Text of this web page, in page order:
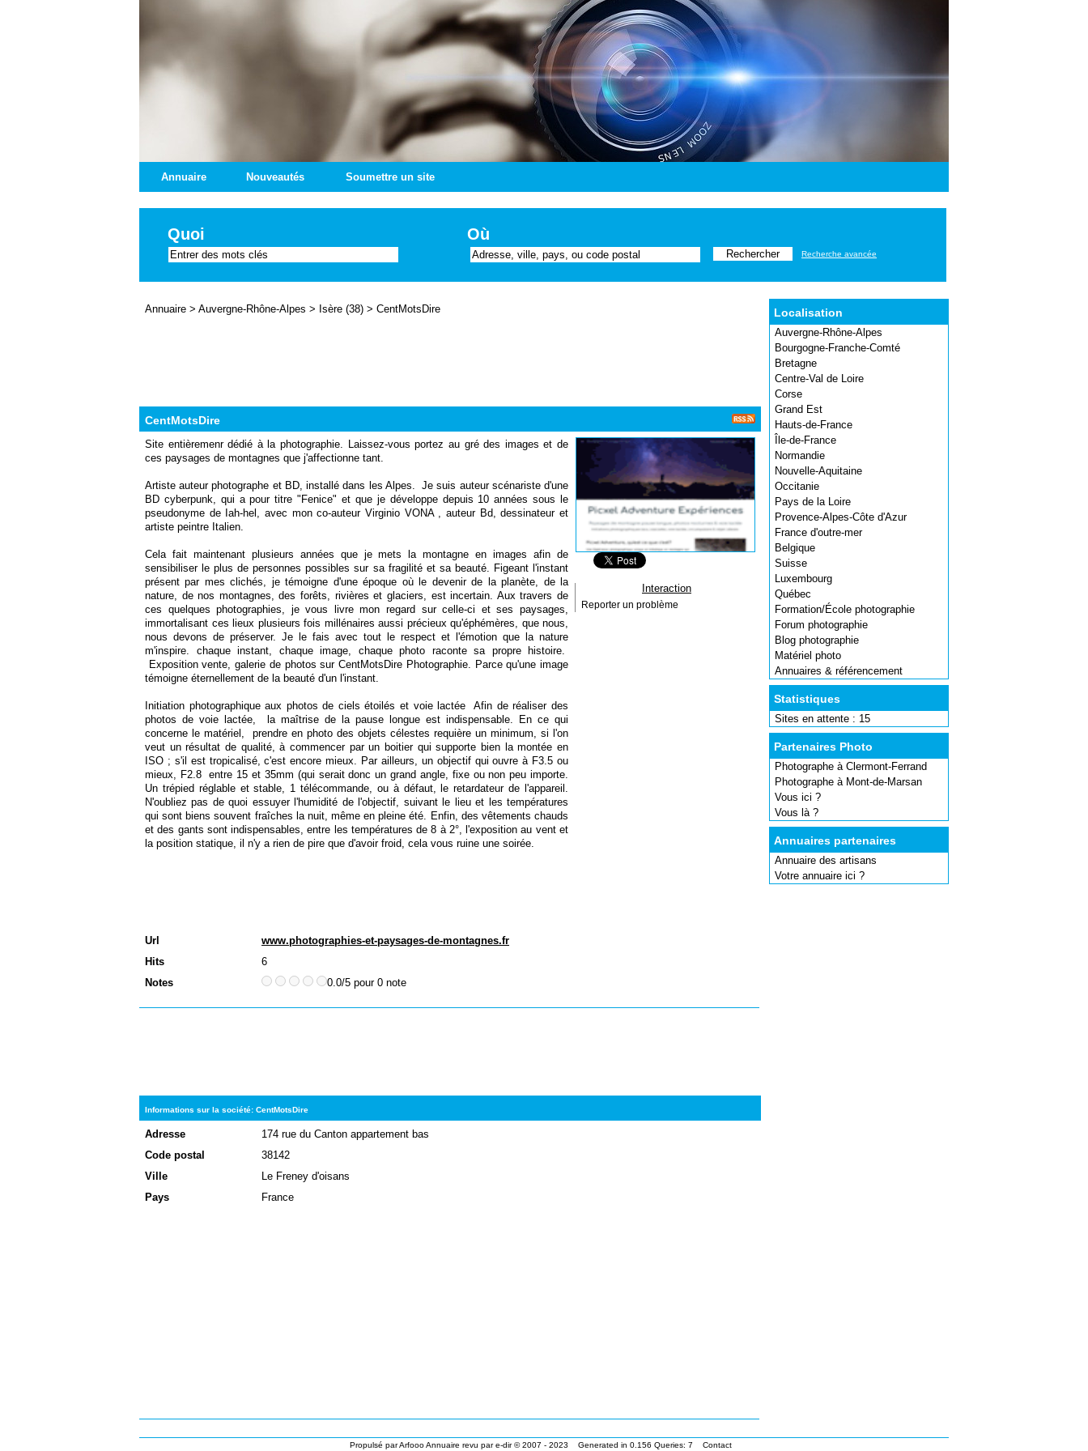
Annuaire Nouveautés Soumettre un site
Quoi Où
Recherche avancée
Localisation
Auvergne-Rhône-Alpes
Bourgogne-Franche-Comté
Bretagne
Centre-Val de Loire
Corse
Grand Est
Hauts-de-France
Île-de-France
Normandie
Nouvelle-Aquitaine
Occitanie
Pays de la Loire
Provence-Alpes-Côte d'Azur
France d'outre-mer
Belgique
Suisse
Luxembourg
Québec
Formation/École photographie
Forum photographie
Blog photographie
Matériel photo
Annuaires & référencement
Statistiques
Sites en attente : 15
Partenaires Photo
Photographe à Clermont-Ferrand
Photographe à Mont-de-Marsan
Vous ici ?
Vous là ?
Annuaires partenaires
Annuaire des artisans
Votre annuaire ici ?
Annuaire > Auvergne-Rhône-Alpes > Isère (38) > CentMotsDire
CentMotsDire
Site entièremenr dédié à la photographie. Laissez-vous portez au gré des images et de
ces paysages de montagnes que j'affectionne tant.
Artiste auteur photographe et BD, installé dans les Alpes. Je suis auteur scénariste d'une
BD cyberpunk, qui a pour titre "Fenice" et que je développe depuis 10 années sous le
pseudonyme de Iah-hel, avec mon co-auteur Virginio VONA , auteur Bd, dessinateur et
artiste peintre Italien.
Cela fait maintenant plusieurs années que je mets la montagne en images afin de
sensibiliser le plus de personnes possibles sur sa fragilité et sa beauté. Figeant l'instant
présent par mes clichés, je témoigne d'une époque où le devenir de la planète, de la
nature, de nos montagnes, des forêts, rivières et glaciers, est incertain. Aux travers de
ces quelques photographies, je vous livre mon regard sur celle-ci et ses paysages,
immortalisant ces lieux plusieurs fois millénaires aussi précieux qu'éphémères, que nous,
nous devons de préserver. Je le fais avec tout le respect et l'émotion que la nature
m'inspire. chaque instant, chaque image, chaque photo raconte sa propre histoire.
Exposition vente, galerie de photos sur CentMotsDire Photographie. Parce qu'une image
témoigne éternellement de la beauté d'un l'instant.
Initiation photographique aux photos de ciels étoilés et voie lactée Afin de réaliser des
photos de voie lactée, la maîtrise de la pause longue est indispensable. En ce qui
concerne le matériel, prendre en photo des objets célestes requière un minimum, si l'on
veut un résultat de qualité, à commencer par un boitier qui supporte bien la montée en
ISO ; s'il est tropicalisé, c'est encore mieux. Par ailleurs, un objectif qui ouvre à F3.5 ou
mieux, F2.8 entre 15 et 35mm (qui serait donc un grand angle, fixe ou non peu importe.
Un trépied réglable et stable, 1 télécommande, ou à défaut, le retardateur de l'appareil.
N'oubliez pas de quoi essuyer l'humidité de l'objectif, suivant le lieu et les températures
qui sont biens souvent fraîches la nuit, même en pleine été. Enfin, des vêtements chauds
et des gants sont indispensables, entre les températures de 8 à 2°, l'exposition au vent et
la position statique, il n'y a rien de pire que d'avoir froid, cela vous ruine une soirée.
Url
www.photographies-et-paysages-de-montagnes.fr
Hits
6
Notes
0.0/5 pour 0 note
Interaction
Reporter un problème
Informations sur la société: CentMotsDire
Adresse
174 rue du Canton appartement bas
Code postal
38142
Ville
Le Freney d'oisans
Pays
France
Propulsé parArfooo Annuaire revu pare-dir© 2007 - 2023 Generated in 0.156 Queries: 7 Contact